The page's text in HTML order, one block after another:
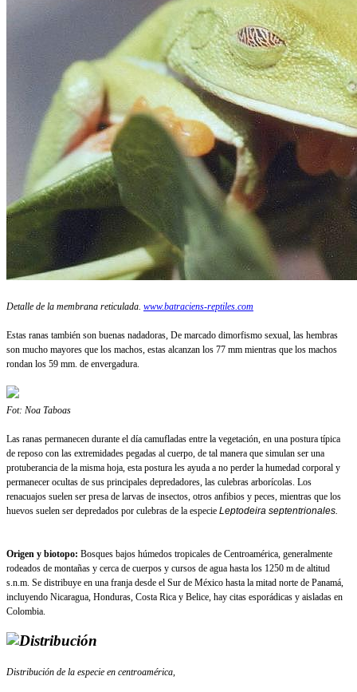
Detalle de la membrana reticulada. www.batraciens-reptiles.com
Estas ranas también son buenas nadadoras, De marcado dimorfismo sexual, las hembras
son mucho mayores que los machos, estas alcanzan los 77 mm mientras que los machos
rondan los 59 mm. de envergadura.
Fot: Noa Taboas
Las ranas permanecen durante el día camufladas entre la vegetación, en una postura típica
de reposo con las extremidades pegadas al cuerpo, de tal manera que simulan ser una
protuberancia de la misma hoja, esta postura les ayuda a no perder la humedad corporal y
permanecer ocultas de sus principales depredadores, las culebras arborícolas. Los
renacuajos suelen ser presa de larvas de insectos, otros anfibios y peces, mientras que los
huevos suelen ser depredados por culebras de la especie Leptodeira septentrionales.
Origen y biotopo: Bosques bajos húmedos tropicales de Centroamérica, generalmente
rodeados de montañas y cerca de cuerpos y cursos de agua hasta los 1250 m de altitud
s.n.m. Se distribuye en una franja desde el Sur de México hasta la mitad norte de Panamá,
incluyendo Nicaragua, Honduras, Costa Rica y Belice, hay citas esporádicas y aisladas en
Colombia.
Distribución de la especie en centroamérica,